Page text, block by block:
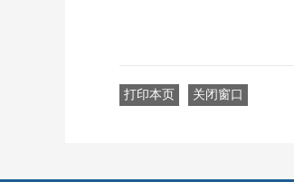
打印本页 关闭窗口